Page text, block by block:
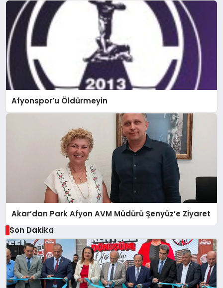
Afyonspor’u Öldürmeyin
Akar’dan Park Afyon AVM Müdürü Şenyüz’e Ziyaret
Son Dakika